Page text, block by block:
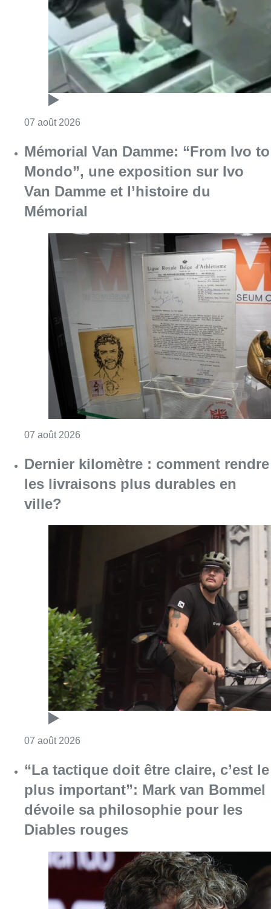
Mondo”, une exposition sur Ivo
Van Damme et l’histoire du
Mémorial
07 août 2026 Consulter l'article "Mémorial Van Damme:
Dernier kilomètre : comment rendre
les livraisons plus durables en
ville?
Consulter l'article "Dernier kilomètre :
“La tactique doit être claire, c’est le
plus important”: Mark van Bommel
dévoile sa philosophie pour les
Diables rouges
Consulter l'article "“La tactique doit être